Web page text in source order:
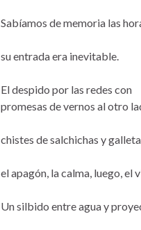
Sabíamos de memoria las
su entrada era inevitable.
El despido por las redes con
promesas de vernos al otro
chistes de salchichas y
el apagón, la calma, luego, el
Un silbido entre agua y